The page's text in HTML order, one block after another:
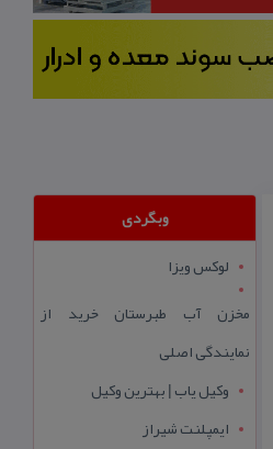
وبگردی
لوکس ویزا
مخزن آب طبرستان خرید از
نمایندگی اصلی
وکیل یاب | بهترین وکیل
ایمپلنت شیراز